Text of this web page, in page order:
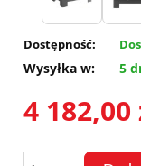
Dostępność:
Wysyłka w: 5
4 182,00